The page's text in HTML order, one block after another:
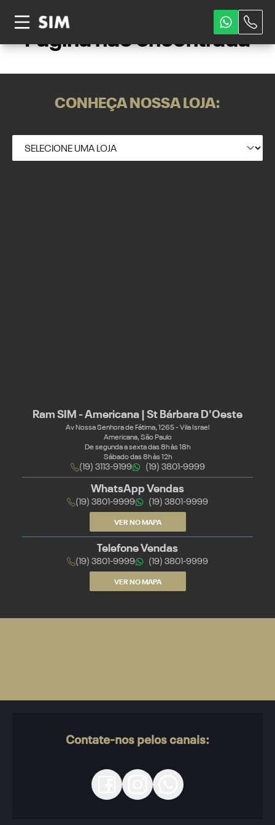
Página não encontrada
CONHEÇA NOSSA LOJA:
Ram SIM - Americana | St Bárbara D'Oeste
Av Nossa Senhora de Fátima, 1265 - Vila Israel
Americana, São Paulo
De segunda a sexta das 8h às 18h
Sábado das 8h às 12h
(19) 3113-9199 (19) 3801-9999
WhatsApp Vendas
(19) 3801-9999 (19) 3801-9999
VER NO MAPA
Telefone Vendas
(19) 3801-9999 (19) 3801-9999
VER NO MAPA
Contate-nos pelos canais: